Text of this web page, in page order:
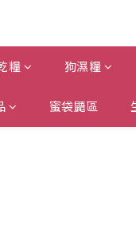
糧 狗濕糧
蜜袋鼯區